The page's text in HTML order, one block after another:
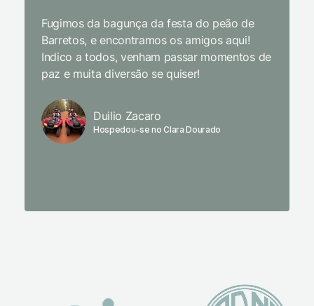
Fugimos da bagunça da festa do peão de
Barretos, e encontramos os amigos aqui!
Indico a todos, venham passar momentos de
paz e muita diversão se quiser!
Duilio Zacaro
Hospedou-se no Clara Dourado